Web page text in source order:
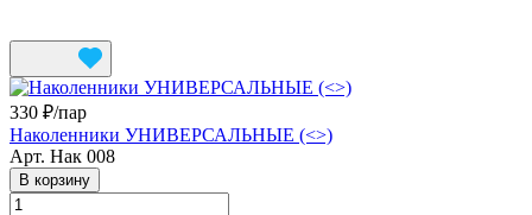
330 ₽/пар
Наколенники УНИВЕРСАЛЬНЫЕ (<>)
Арт. Нак 008
В корзину